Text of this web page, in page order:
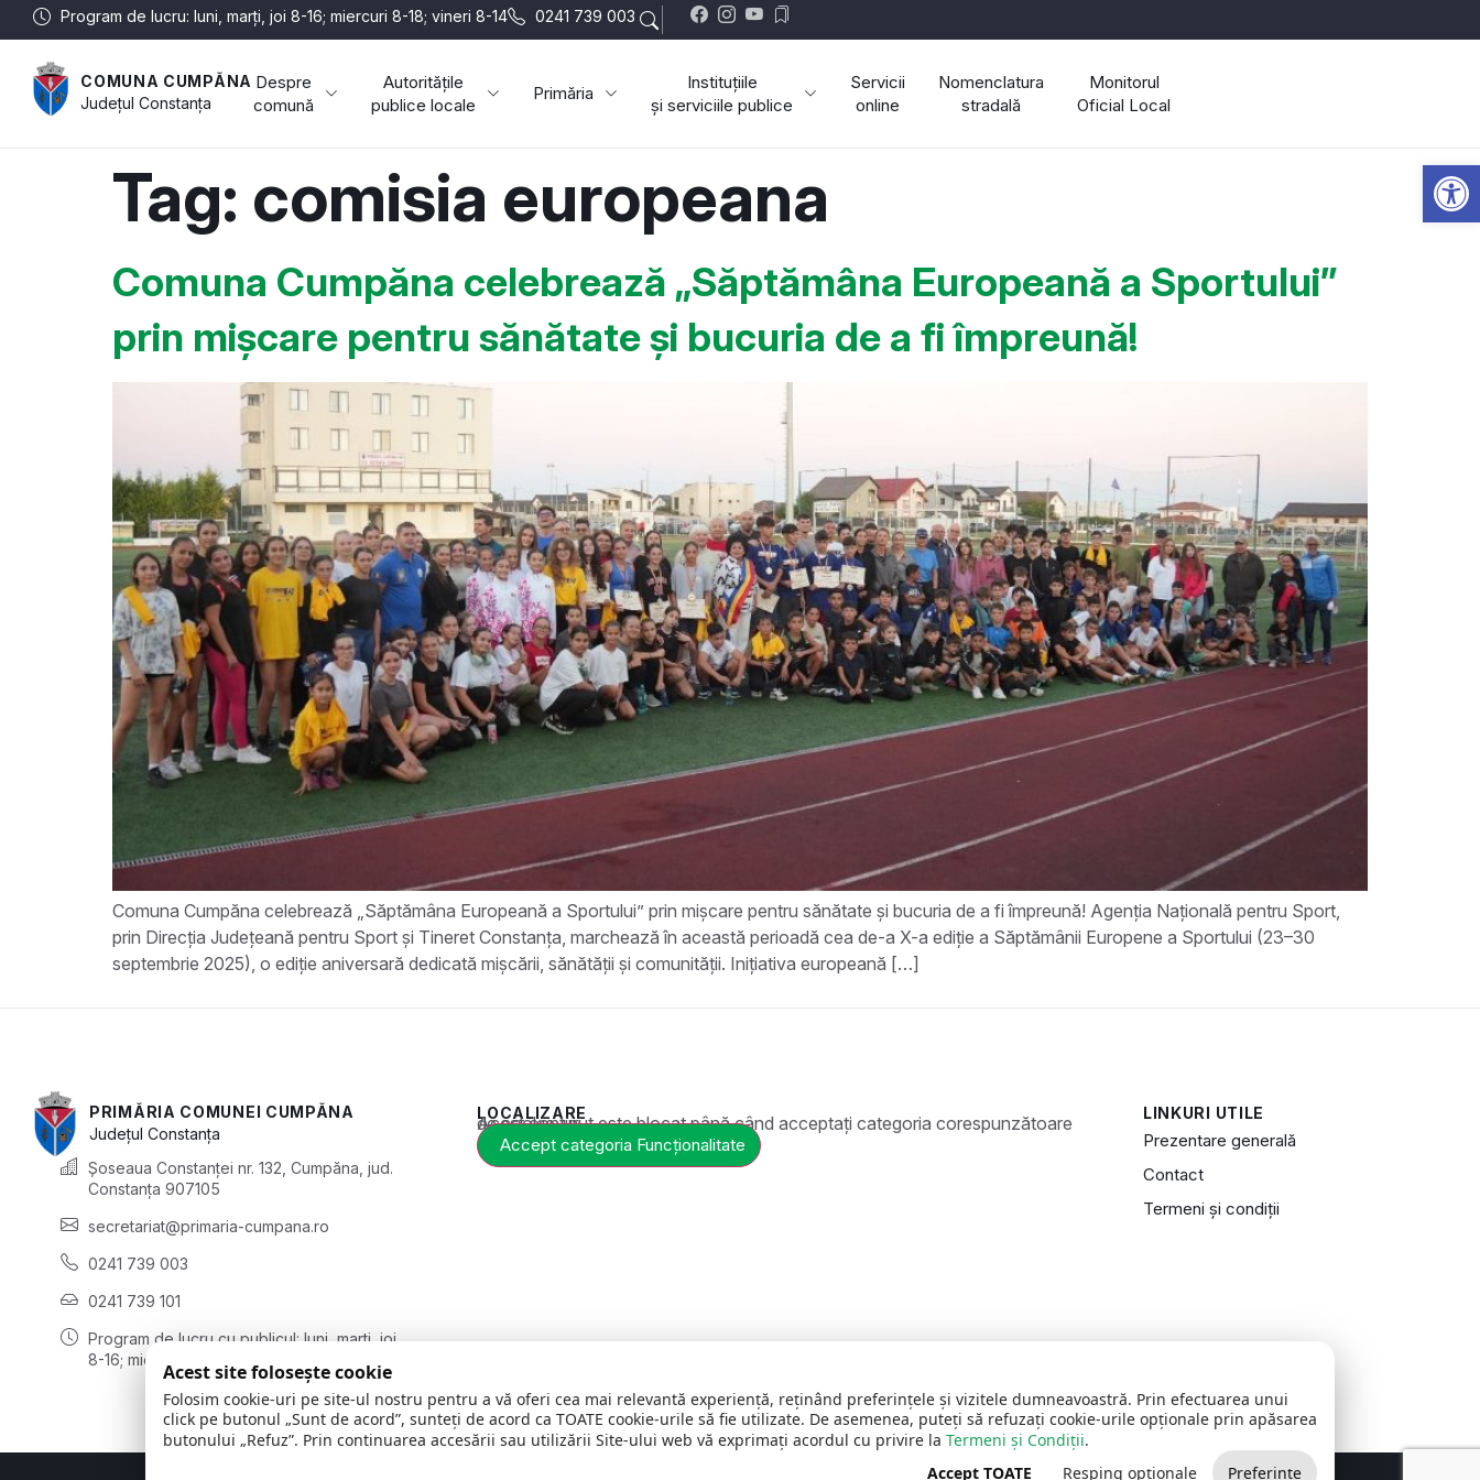
Program de lucru: luni, marți, joi 8-16; miercuri 8-18; vineri 8-14 0241 739 003
COMUNA CUMPĂNA
JudețulConstanța
Despre
comună
Autoritățile
publice locale
Primăria
Instituțiile
și serviciile publice
Servicii
online
Nomenclatura
stradală
Monitorul
Oficial Local
Tag: comisia europeana
Comuna Cumpăna celebrează „Săptămâna Europeană a Sportului”
prin mișcare pentru sănătate și bucuria de a fi împreună!
Comuna Cumpăna celebrează „Săptămâna Europeană a Sportului” prin mișcare pentru sănătate și bucuria de a fi împreună! Agenția Națională pentru Sport,
prin Direcția Județeană pentru Sport și Tineret Constanța, marchează în această perioadă cea de-a X-a ediție a Săptămânii Europene a Sportului (23–30
septembrie 2025), o ediție aniversară dedicată mișcării, sănătății și comunității. Inițiativa europeană […]
PRIMĂRIA COMUNEI CUMPĂNA
JudețulConstanța
Șoseaua Constanței nr. 132, Cumpăna, jud.
Constanța 907105
secretariat@primaria-cumpana.ro
0241 739 003
0241 739 101
Program de lucru cu publicul: luni, marți, joi
8-16; miercuri 8-18; vineri 8-14
LOCALIZARE
Acest conținut este blocat până când acceptați categoria corespunzătoare de cookie-uri.
Accept categoria Funcționalitate
LINKURI UTILE
Prezentare generală
Contact
Termeni și condiții
Acest site folosește cookie
Folosim cookie-uri pe site-ul nostru pentru a vă oferi cea mai relevantă experiență, reținând preferințele și vizitele dumneavoastră. Prin efectuarea unui
click pe butonul „Sunt de acord”, sunteți de acord ca TOATE cookie-urile să fie utilizate. De asemenea, puteți să refuzați cookie-urile opționale prin apăsarea
butonului „Refuz”. Prin continuarea accesării sau utilizării Site-ului web vă exprimați acordul cu privire la Termeni și Condiții.
Accept TOATE
Resping opționale Preferințe